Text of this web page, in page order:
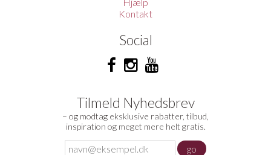
Kontakt
Social
Tilmeld Nyhedsbrev
– og modtag eksklusive rabatter, tilbud,
inspiration og meget mere helt gratis.